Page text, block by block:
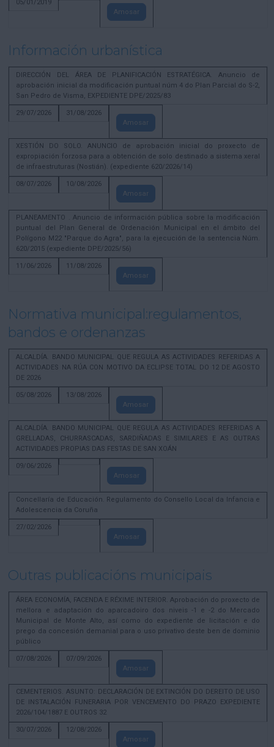
Amosar
Información urbanística
DIRECCIÓN DEL ÁREA DE PLANIFICACIÓN ESTRATÉGICA. Anuncio de
aprobación inicial da modificación puntual núm 4 do Plan Parcial do S-2,
San Pedro de Visma, EXPEDIENTE DPE/2025/83
29/07/2026
31/08/2026
Amosar
XESTIÓN DO SOLO. ANUNCIO de aprobación inicial do proxecto de
expropiación forzosa para a obtención de solo destinado a sistema xeral
de infraestruturas (Nostián). (expediente 620/2026/14)
08/07/2026
10/08/2026
Amosar
PLANEAMENTO . Anuncio de información pública sobre la modificación
puntual del Plan General de Ordenación Municipal en el ámbito del
Polígono M22 "Parque do Agra", para la ejecución de la sentencia Núm.
620/2015 (expediente DPE/2025/56)
11/06/2026
11/08/2026
Amosar
Normativa municipal:regulamentos,
bandos e ordenanzas
ALCALDÍA. BANDO MUNICIPAL QUE REGULA AS ACTIVIDADES REFERIDAS A
ACTIVIDADES NA RÚA CON MOTIVO DA ECLIPSE TOTAL DO 12 DE AGOSTO
DE 2026
05/08/2026
13/08/2026
Amosar
ALCALDÍA. BANDO MUNICIPAL QUE REGULA AS ACTIVIDADES REFERIDAS A
GRELLADAS, CHURRASCADAS, SARDIÑADAS E SIMILARES E AS OUTRAS
ACTIVIDADES PROPIAS DAS FESTAS DE SAN XOÁN
09/06/2026
Amosar
Concellaría de Educación. Regulamento do Consello Local da Infancia e
Adolescencia da Coruña
27/02/2026
Amosar
Outras publicacións municipais
ÁREA ECONOMÍA, FACENDA E RÉXIME INTERIOR. Aprobación do proxecto de
mellora e adaptación do aparcadoiro dos niveis -1 e -2 do Mercado
Municipal de Monte Alto, así como do expediente de licitación e do
prego da concesión demanial para o uso privativo deste ben de dominio
público
07/08/2026
07/09/2026
Amosar
CEMENTERIOS. ASUNTO: DECLARACIÓN DE EXTINCIÓN DO DEREITO DE USO
DE INSTALACIÓN FUNERARIA POR VENCEMENTO DO PRAZO EXPEDIENTE
2026/104/1887 E OUTROS 32
30/07/2026
12/08/2026
Amosar